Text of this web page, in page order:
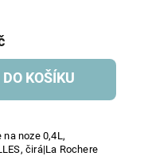
na noze 0,4L,
čirá|La Rochere
DO KOŠÍKU